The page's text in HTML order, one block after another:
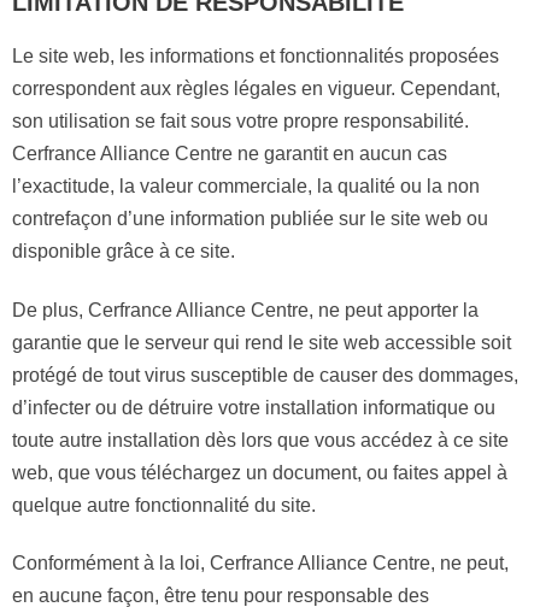
Le site web, les informations et fonctionnalités proposées
correspondent aux règles légales en vigueur. Cependant,
son utilisation se fait sous votre propre responsabilité.
Cerfrance Alliance Centre ne garantit en aucun cas
l’exactitude, la valeur commerciale, la qualité ou la non
contrefaçon d’une information publiée sur le site web ou
disponible grâce à ce site.
De plus, Cerfrance Alliance Centre, ne peut apporter la
garantie que le serveur qui rend le site web accessible soit
protégé de tout virus susceptible de causer des dommages,
d’infecter ou de détruire votre installation informatique ou
toute autre installation dès lors que vous accédez à ce site
web, que vous téléchargez un document, ou faites appel à
quelque autre fonctionnalité du site.
Conformément à la loi, Cerfrance Alliance Centre, ne peut,
en aucune façon, être tenu pour responsable des